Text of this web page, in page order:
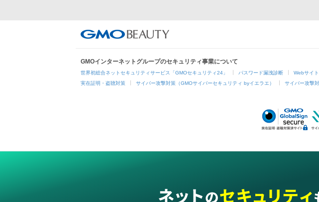
GMOインターネットグループのセキュリティ事業について
世界初総合ネットセキュリティサービス「GMOセキュリティ24」 パスワード漏洩診断 Webサイ
実在証明・盗聴対策 サイバー攻撃対策（GMOサイバーセキュリティ byイエラエ） サイバー攻撃